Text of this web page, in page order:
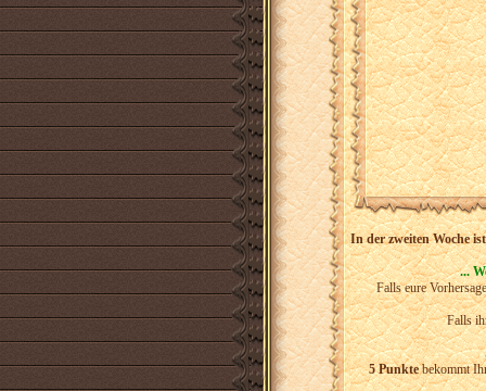
In der zweiten Woche
...
Falls eure
Falls
5 Punktebekommt